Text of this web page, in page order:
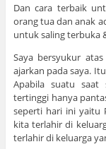
Dan cara terbaik
orang tua dan anak
untuk saling terbuka
Saya bersyukur
ajarkan pada saya.
Apabila suatu saat
tertinggi hanya
seperti hari ini yaitu
kita terlahir di
terlahir di keluarga